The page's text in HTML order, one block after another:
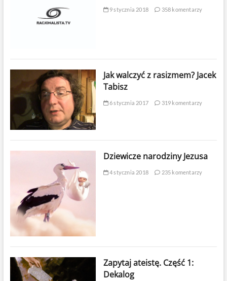
9 stycznia 2018 358 komentarzy
Jak walczyć z rasizmem? Jacek
Tabisz
6 stycznia 2017 319 komentarzy
Dziewicze narodziny Jezusa
4 stycznia 2018 235 komentarzy
Zapytaj ateistę. Część 1:
Dekalog